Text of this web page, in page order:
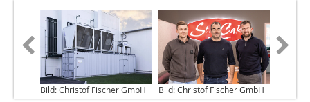
Bild: Christof Fischer GmbH Bild: Christof Fischer GmbH